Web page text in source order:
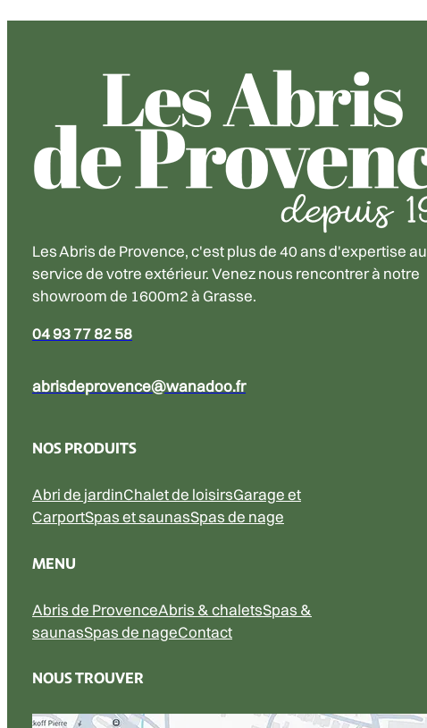
Les Abris de Provence, c'est plus de 40 ans d'expertise au
service de votre extérieur. Venez nous rencontrer à notre
showroom de 1600m2 à Grasse.
04 93 77 82 58
abrisdeprovence@wanadoo.fr
NOS PRODUITS
Abri de jardinChalet de loisirsGarage et
CarportSpas et saunasSpas de nage
MENU
Abris de ProvenceAbris & chaletsSpas &
saunasSpas de nageContact
NOUS TROUVER